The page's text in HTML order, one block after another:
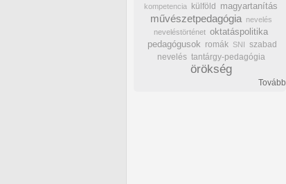
kompetencia külföld magyartanítás
művészetpedagógia
nevelés
neveléstörténet oktatáspolitika
pedagógusok romák SNI szabad
nevelés tantárgy-pedagógia
örökség
Tovább